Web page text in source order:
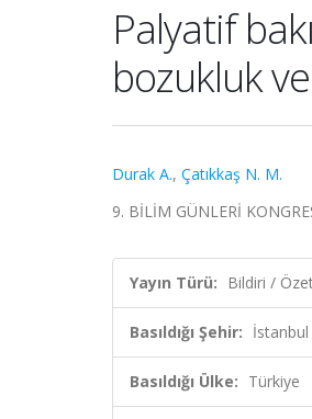
Palyatif
bozukluk
Durak A., Çatıkkaş N. M.
9. BİLİM GÜNLERİ
Yayın Türü: Bildiri /
Basıldığı Şehir: İstanbul
Basıldığı Ülke: Türkiye